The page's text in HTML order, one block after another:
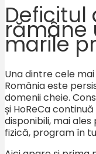
Deficitul
rămâne
marile
Una dintre cele
România este
domenii cheie.
și HoReCa
disponibili, mai
fizică, program în